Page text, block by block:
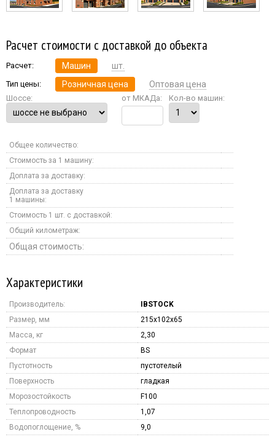
Расчет стоимости с доставкой до объекта
Расчет: Машин шт.
Тип цены: Розничная цена Оптовая цена
Шоссе: от МКАДа: Кол-во машин:
Общее количество:
Стоимость за 1 машину:
Доплата за доставку:
Доплата за доставку
1 машины:
Стоимость 1 шт. с доставкой:
Общий километраж:
Общая стоимость:
Характеристики
Производитель:
IBSTOCK
Размер, мм
215х102х65
Масса, кг
2,30
Формат
BS
Пустотность
пустотелый
Поверхность
гладкая
Морозостойкость
F100
Теплопроводность
1,07
Водопоглощение, %
9,0